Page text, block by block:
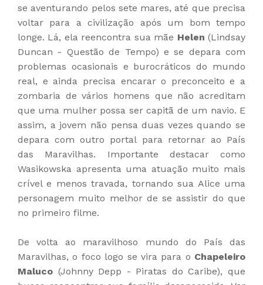
se aventurando pelos sete mares, até que precisa
voltar para a civilização após um bom tempo
longe. Lá, ela reencontra sua mãe Helen (Lindsay
Duncan - Questão de Tempo) e se depara com
problemas ocasionais e burocráticos do mundo
real, e ainda precisa encarar o preconceito e a
zombaria de vários homens que não acreditam
que uma mulher possa ser capitã de um navio. E
assim, a jovem não pensa duas vezes quando se
depara com outro portal para retornar ao País
das Maravilhas. Importante destacar como
Wasikowska apresenta uma atuação muito mais
crível e menos travada, tornando sua Alice uma
personagem muito melhor de se assistir do que
no primeiro filme.
De volta ao maravilhoso mundo do País das
Maravilhas, o foco logo se vira para o Chapeleiro
Maluco (Johnny Depp - Piratas do Caribe), que